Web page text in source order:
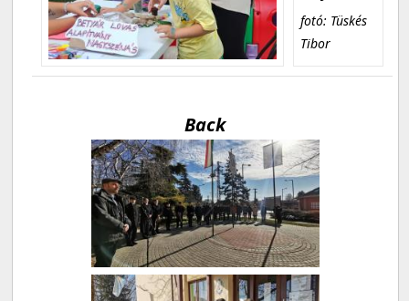
fotó: Tüskés
Tibor
Back